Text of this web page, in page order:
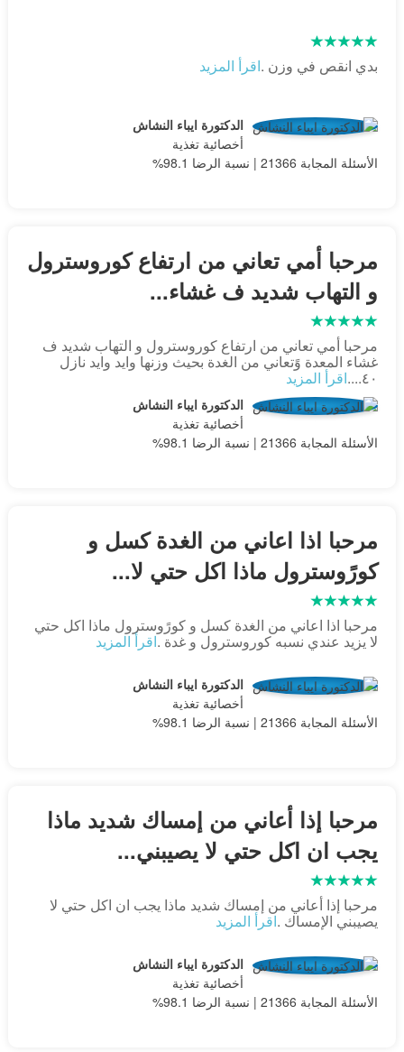
بدي انقص في وزن .اقرأ المزيد
الدكتورة ايباء النشاش
أخصائية تغذية
الأسئلة المجابة 21366 | نسبة الرضا 98.1%
مرحبا أمي تعاني من ارتفاع كوروسترول
و التهاب شديد ف غشاء...
مرحبا أمي تعاني من ارتفاع كوروسترول و التهاب شديد ف
غشاء المعدة وًتعاني من الغدة بحيث وزنها وايد وايد نازل
٤٠.... اقرأ المزيد
الدكتورة ايباء النشاش
أخصائية تغذية
الأسئلة المجابة 21366 | نسبة الرضا 98.1%
مرحبا اذا اعاني من الغدة كسل و
كورًوسترول ماذا اكل حتي لا...
مرحبا اذا اعاني من الغدة كسل و كورًوسترول ماذا اكل حتي
لا يزيد عندي نسبه كوروسترول و غدة .اقرأ المزيد
الدكتورة ايباء النشاش
أخصائية تغذية
الأسئلة المجابة 21366 | نسبة الرضا 98.1%
مرحبا إذا أعاني من إمساك شديد ماذا
يجب ان اكل حتي لا يصيبني...
مرحبا إذا أعاني من إمساك شديد ماذا يجب ان اكل حتي لا
يصيبني الإمساك .اقرأ المزيد
الدكتورة ايباء النشاش
أخصائية تغذية
الأسئلة المجابة 21366 | نسبة الرضا 98.1%